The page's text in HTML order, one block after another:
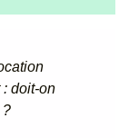
doit-on
?